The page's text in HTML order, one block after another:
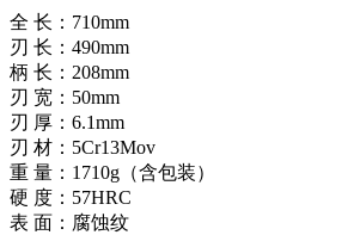
全 长：710mm
刃 长：490mm
柄 长：208mm
刃 宽：50mm
刃 厚：6.1mm
刃 材：5Cr13Mov
重 量：1710g（含包装）
硬 度：57HRC
表 面：腐蚀纹